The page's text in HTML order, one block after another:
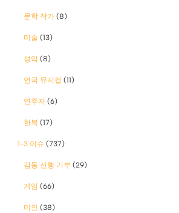
문학 작가 (8)
미술 (13)
성악 (8)
연극 뮤지컬 (11)
연주자 (6)
한복 (17)
1-3 이슈 (737)
감동 선행 기부 (29)
게임 (66)
미인 (38)